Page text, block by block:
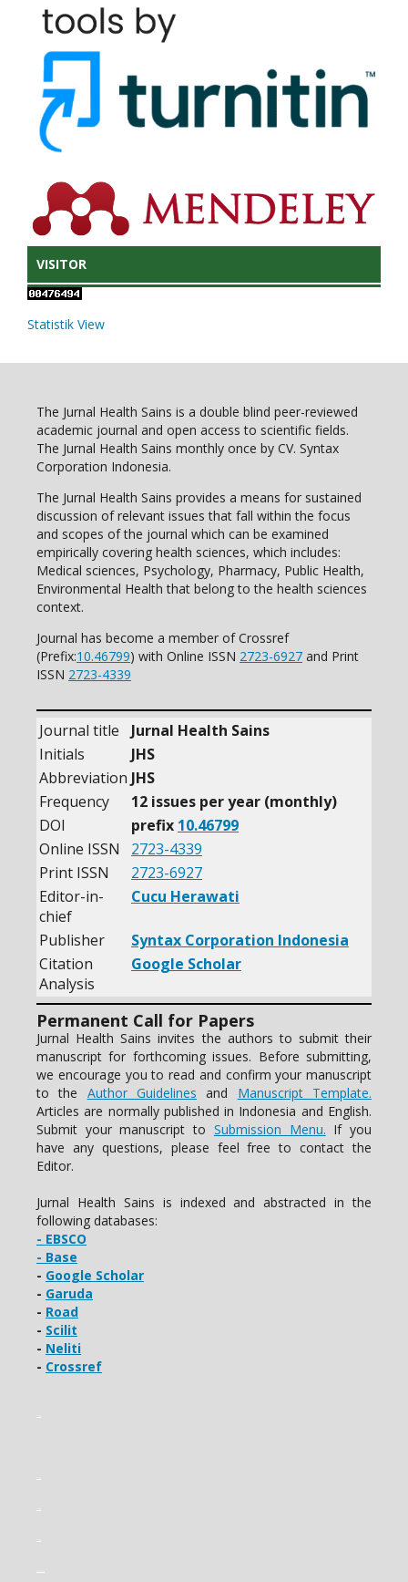
VISITOR
Statistik View
The Jurnal Health Sains is a double blind peer-reviewed
academic journal and open access to scientific fields.
The Jurnal Health Sains monthly once by CV. Syntax
Corporation Indonesia.
The Jurnal Health Sains provides a means for sustained
discussion of relevant issues that fall within the focus
and scopes of the journal which can be examined
empirically covering health sciences, which includes:
Medical sciences, Psychology, Pharmacy, Public Health,
Environmental Health that belong to the health sciences
context.
Journal has become a member of Crossref
(Prefix:10.46799) with Online ISSN 2723-6927 and Print
ISSN 2723-4339
Journal title
Jurnal Health Sains
Initials
JHS
Abbreviation JHS
Frequency
12 issues per year (monthly)
DOI
prefix 10.46799
Online ISSN
2723-4339
Print ISSN
2723-6927
Editor-in-
chief
Cucu Herawati
Publisher
Syntax Corporation Indonesia
Citation
Analysis
Google Scholar
Permanent Call for Papers
Jurnal Health Sains invites the authors to submit their
manuscript for forthcoming issues. Before submitting,
we encourage you to read and confirm your manuscript
to the Author Guidelines and Manuscript Template.
Articles are normally published in Indonesia and English.
Submit your manuscript to Submission Menu. If you
have any questions, please feel free to contact the
Editor.
Jurnal Health Sains is indexed and abstracted in the
following databases:
- EBSCO
- Base
- Google Scholar
- Garuda
- Road
- Scilit
- Neliti
- Crossref